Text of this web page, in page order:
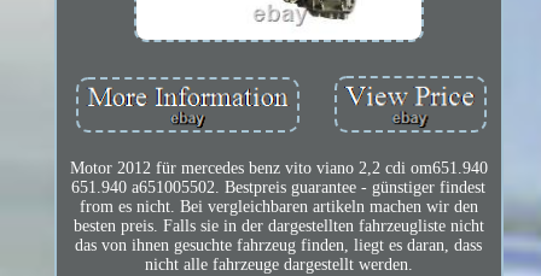
Motor 2012 für mercedes benz vito viano 2,2 cdi om651.940
651.940 a651005502. Bestpreis guarantee - günstiger findest
from es nicht. Bei vergleichbaren artikeln machen wir den
besten preis. Falls sie in der dargestellten fahrzeugliste nicht
das von ihnen gesuchte fahrzeug finden, liegt es daran, dass
nicht alle fahrzeuge dargestellt werden.